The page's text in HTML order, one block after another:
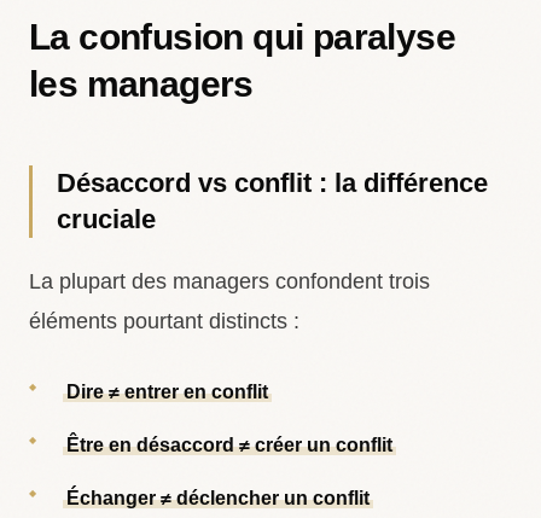
La confusion qui paralyse
les managers
Désaccord vs conflit : la différence
cruciale
La plupart des managers confondent trois
éléments pourtant distincts :
Dire ≠ entrer en conflit
Être en désaccord ≠ créer un conflit
Échanger ≠ déclencher un conflit